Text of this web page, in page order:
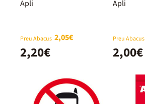
Apli
Preu Abacus 2,05€
2,20€
Apli
Preu Abacus
2,00€